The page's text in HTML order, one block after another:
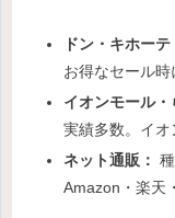
ドン・キホーテ
お得なセール時
イオンモール・
実績多数。イオ
ネット通販：
Amazon・楽天